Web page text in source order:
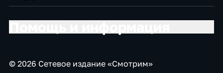
© 2026 Сетевое издание «Смотрим»